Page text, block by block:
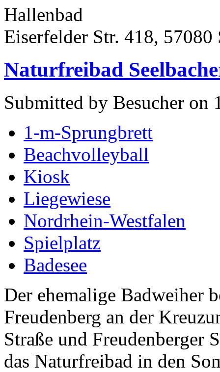
Hallenbad
Eiserfelder Str. 418, 57080
Naturfreibad
Submitted by Besucher on
1-m-Sprungbrett
Beachvolleyball
Kiosk
Liegewiese
Nordrhein-Westfalen
Spielplatz
Badesee
Der ehemalige Badweiher
Freudenberg an der
Straße und Freudenberger
das Naturfreibad in den